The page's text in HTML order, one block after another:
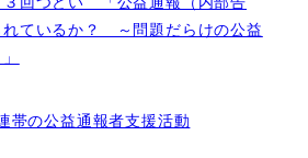
れているか？ ～問題だらけの公益
帯の公益通報者支援活動